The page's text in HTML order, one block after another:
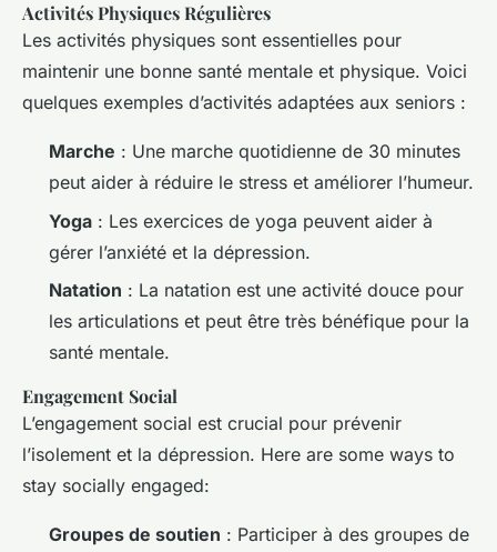
Activités Physiques Régulières
Les activités physiques sont essentielles pour
maintenir une bonne santé mentale et physique. Voici
quelques exemples d’activités adaptées aux seniors :
Marche : Une marche quotidienne de 30 minutes
peut aider à réduire le stress et améliorer l’humeur.
Yoga : Les exercices de yoga peuvent aider à
gérer l’anxiété et la dépression.
Natation : La natation est une activité douce pour
les articulations et peut être très bénéfique pour la
santé mentale.
Engagement Social
L’engagement social est crucial pour prévenir
l’isolement et la dépression. Here are some ways to
stay socially engaged:
Groupes de soutien : Participer à des groupes de